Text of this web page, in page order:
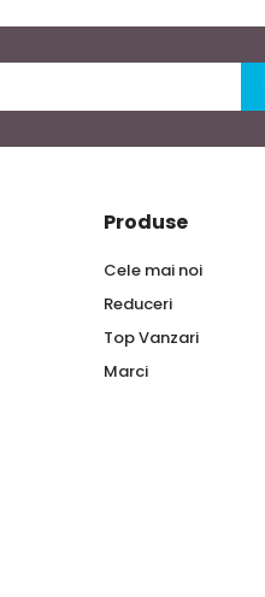
Produse
Cele mai noi
Reduceri
Top Vanzari
Marci